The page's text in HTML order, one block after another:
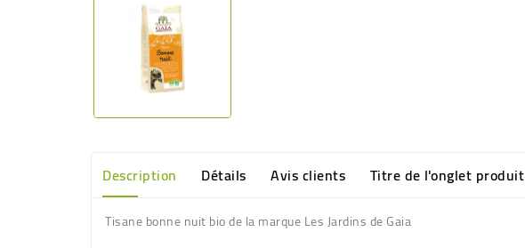
Description Détails Avis clients Titre de l'onglet produit
Tisane bonne nuit bio de la marque Les Jardins de Gaia